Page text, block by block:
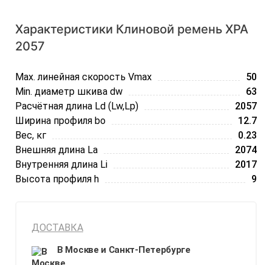
Характеристики Клиновой ремень XPA
2057
Max. линейная скорость Vmax
50
Min. диаметр шкива dw
63
Расчётная длина Ld (Lw,Lp)
2057
Ширина профиля bo
12.7
Вес, кг
0.23
Внешняя длина La
2074
Внутренняя длина Li
2017
Высота профиля h
9
ДОСТАВКА
В Москве и Санкт-Петербурге